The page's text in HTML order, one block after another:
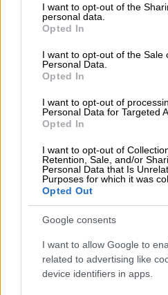
not limited to your visit or usage
grant or deny consent to Google
use your data for below
consent section.
I want to opt-out of the
personal data.
Opted In
I want to opt-out of the Sale
Personal Data.
Opted In
I want to opt-out of
Personal Data for Targeted
Opted In
I want to opt-out of
Retention, Sale, and/or
Personal Data that Is
Purposes for which it was
Opted Out
Google consents
I want to allow Google to
related to advertising like
device identifiers in apps.
έκανε ιδανική κίνηση
προτού πλασάρει
Κόστα για το 1-0.
Η Πορτογαλία
τελευταία